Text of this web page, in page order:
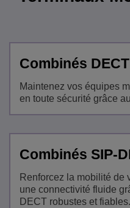
Combinés DECT
Maintenez vos équipes
en toute sécurité grâce
Combinés SIP-
Renforcez la mobilité de
une connectivité fluide
DECT robustes et fiables.